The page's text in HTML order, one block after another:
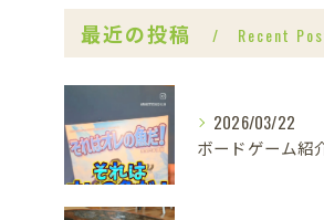
最近の投稿 Recent
2026/03/22